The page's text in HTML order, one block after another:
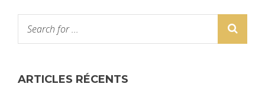
ARTICLES RÉCENTS